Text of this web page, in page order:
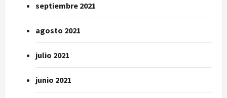
septiembre 2021
agosto 2021
julio 2021
junio 2021